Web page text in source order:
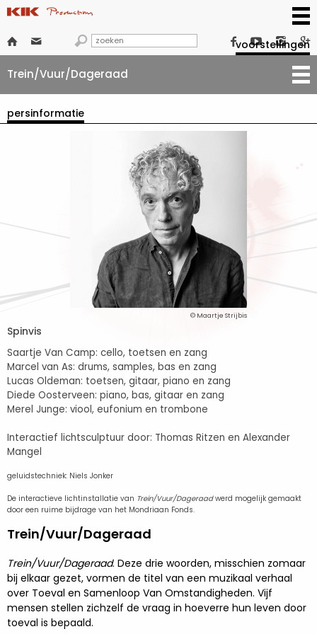
      
voorstellingen
Trein/Vuur/Dageraad
persinformatie
© Maartje Strijbis
Spinvis
Saartje Van Camp: cello, toetsen en zang
Marcel van As: drums, samples, bas en zang
Lucas Oldeman: toetsen, gitaar, piano en zang
Diede Oosterveen: piano, bas, gitaar en zang
Merel Junge: viool, eufonium en trombone
Interactief lichtsculptuur door: Thomas Ritzen en Alexander
Mangel
geluidstechniek: Niels Jonker
De interactieve lichtinstallatie van Trein/Vuur/Dageraadwerd mogelijk gemaakt
door een ruime bijdrage van het Mondriaan Fonds.
Trein/Vuur/Dageraad
Trein/Vuur/Dageraad. Deze drie woorden, misschien zomaar
bij elkaar gezet, vormen de titel van een muzikaal verhaal
over Toeval en Samenloop Van Omstandigheden. Vijf
mensen stellen zichzelf de vraag in hoeverre hun leven door
toeval is bepaald.